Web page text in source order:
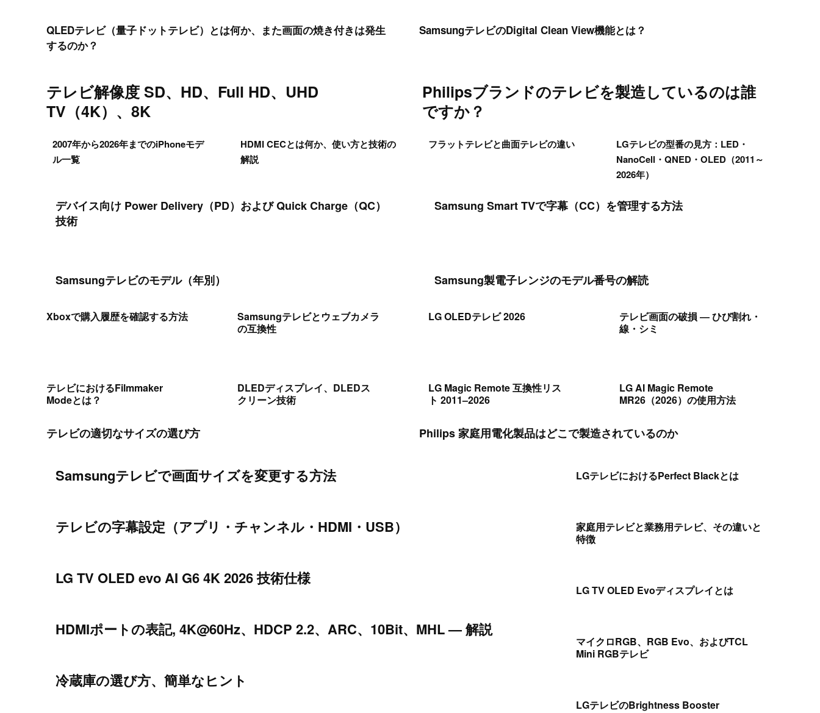
QLEDテレビ（量子ドットテレビ）とは何か、また画面の焼き付きは発生
するのか？
SamsungテレビのDigital Clean View機能とは？
テレビ解像度 SD、HD、Full HD、UHD
TV（4K）、8K
Philipsブランドのテレビを製造しているのは誰
ですか？
2007年から2026年までのiPhoneモデ
ル一覧
HDMI CECとは何か、使い方と技術の
解説
フラットテレビと曲面テレビの違い
LGテレビの型番の見方：LED・
NanoCell・QNED・OLED（2011～
2026年）
デバイス向け Power Delivery（PD）および Quick Charge（QC）
技術
Samsung Smart TVで字幕（CC）を管理する方法
Samsungテレビのモデル（年別） Samsung製電子レンジのモデル番号の解読
Xboxで購入履歴を確認する方法
Samsungテレビとウェブカメラ
の互換性
LG OLEDテレビ 2026
テレビ画面の破損 ― ひび割れ・
線・シミ
テレビにおけるFilmmaker
Modeとは？
DLEDディスプレイ、DLEDス
クリーン技術
LG Magic Remote 互換性リス
ト 2011–2026
LG AI Magic Remote
MR26（2026）の使用方法
テレビの適切なサイズの選び方 Philips 家庭用電化製品はどこで製造されているのか
Samsungテレビで画面サイズを変更する方法
テレビの字幕設定（アプリ・チャンネル・HDMI・USB）
LG TV OLED evo AI G6 4K 2026 技術仕様
HDMIポートの表記, 4K@60Hz、HDCP 2.2、ARC、10Bit、MHL — 解説
冷蔵庫の選び方、簡単なヒント
LGテレビにおけるPerfect Blackとは
家庭用テレビと業務用テレビ、その違いと
特徴
LG TV OLED Evoディスプレイとは
マイクロRGB、RGB Evo、およびTCL
Mini RGBテレビ
LGテレビのBrightness Booster